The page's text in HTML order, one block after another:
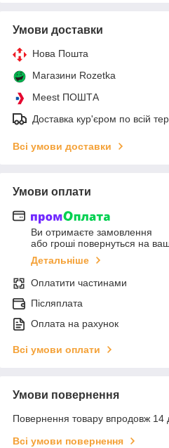
Умови доставки
Нова Пошта
Магазини Rozetka
Meest ПОШТА
Доставка кур'єром по всій
Всі умови доставки
Умови оплати
Ви отримаєте замовлення
або гроші повернуться на
Детальніше
Оплатити частинами
Післяплата
Оплата на рахунок
Всі умови оплати
Умови повернення
Повернення товару впродовж 14
Всі умови повернення